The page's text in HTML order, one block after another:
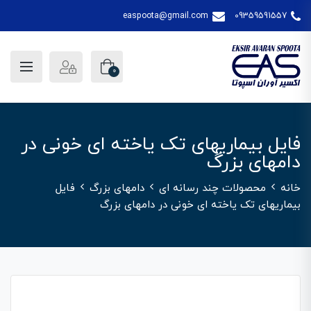
09359591557
easpoota@gmail.com
0
فایل بیماریهای تک یاخته ای خونی در
دامهای بزرگ
خانه محصولات چند رسانه ای دامهای بزرگ
فایل
بیماریهای تک یاخته ای خونی در دامهای بزرگ